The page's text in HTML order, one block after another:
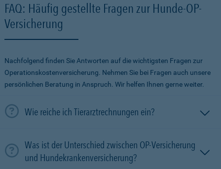
FAQ: Häufig gestellte Fragen zur Hunde-OP-
Versicherung
Nachfolgend finden Sie Antworten auf die wichtigsten Fragen zur
Operationskostenversicherung. Nehmen Sie bei Fragen auch unsere
persönlichen Beratung in Anspruch. Wir helfen Ihnen gerne weiter.
Wie reiche ich Tierarztrechnungen ein?
Was ist der Unterschied zwischen OP-Versicherung
und Hundekrankenversicherung?